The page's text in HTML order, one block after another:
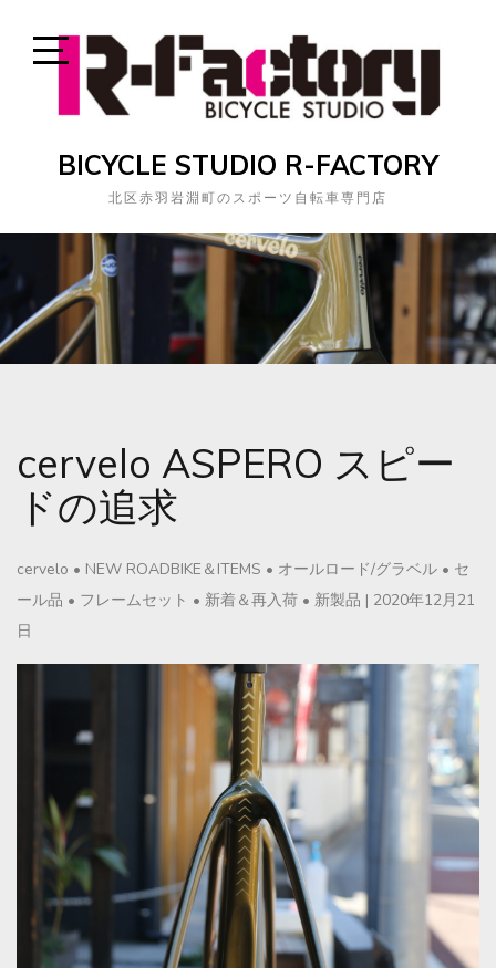
Open
Sidebar
BICYCLE STUDIO R-FACTORY
北区赤羽岩淵町のスポーツ自転車専門店
cervelo ASPERO スピー
ドの追求
cervelo • NEW ROADBIKE＆ITEMS • オールロード/グラベル • セ
ール品 • フレームセット • 新着＆再入荷 • 新製品 | 2020年12月21
日